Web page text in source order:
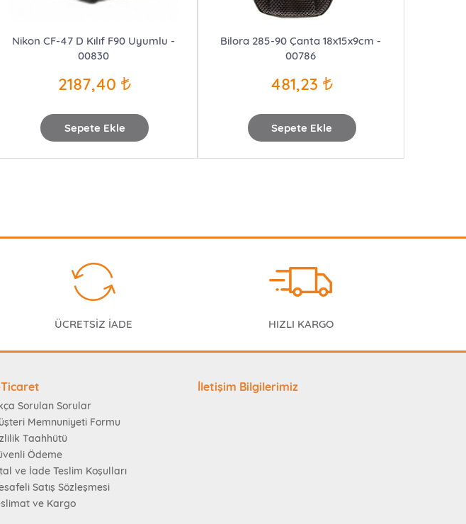
Sepete Ekle
Nikon CF-47 D Kılıf F90 Uyumlu -
00830
2187,40
Sepete Ekle
Bilora 285-90 Çanta 18x15x9cm -
00786
481,23
ÜCRETSİZ İADE HIZLI KARGO
Ticaret
Sorulan Sorular
Memnuniyeti Formu
Taahhütü
Ödeme
ve İade Teslim Koşulları
Satış Sözleşmesi
ve Kargo
İletişim Bilgilerimiz